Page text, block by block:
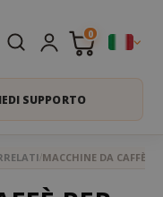
0
SUPPORTO
MACCHINE DA CAFFÈ